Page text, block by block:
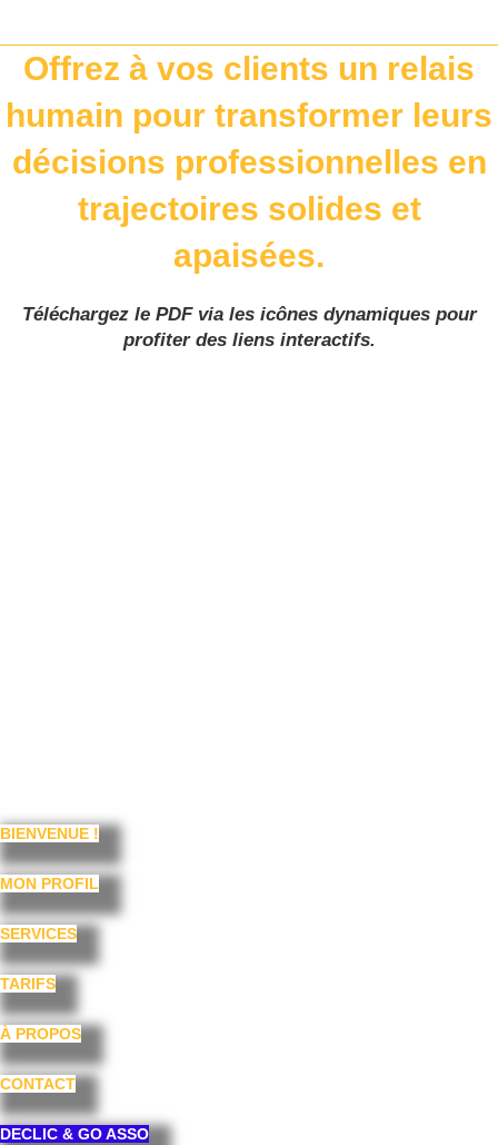
contentOffrez à vos clients un relais
humain pour transformer leurs
décisions professionnelles en
trajectoires solides et
apaisées.
Téléchargez le PDF via les icônes dynamiques pour
profiter des liens interactifs.
BIENVENUE !
MON PROFIL
SERVICES
TARIFS
À PROPOS
CONTACT
DECLIC & GO ASSO